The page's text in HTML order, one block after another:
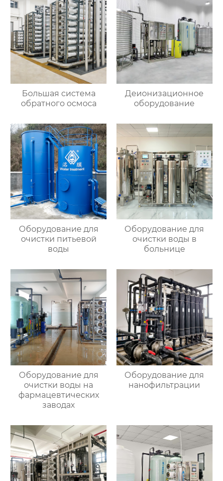
Большая система
обратного осмоса
Деионизационное
оборудование
Оборудование для
очистки питьевой
воды
Оборудование для
очистки воды в
больнице
Оборудование для
очистки воды на
фармацевтических
заводах
Оборудование для
нанофильтрации